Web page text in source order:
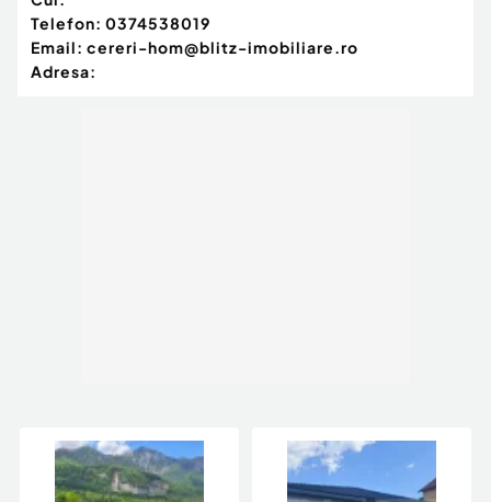
Telefon: 0374538019
Email: cereri-hom@blitz-imobiliare.ro
Adresa: